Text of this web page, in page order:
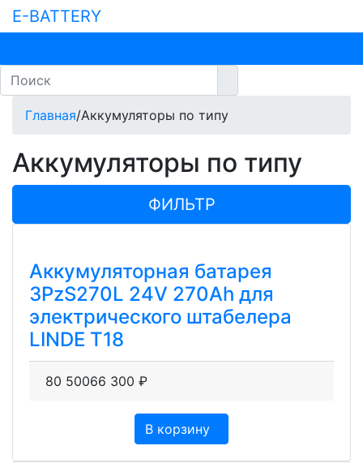
E-BATTERY
Главная/Аккумуляторы по типу
Аккумуляторы по типу
Аккумуляторная батарея
3PzS270L 24V 270Ah для
электрического штабелера
LINDE T18
80 50066 300 ₽
В корзину
ФИЛЬТР